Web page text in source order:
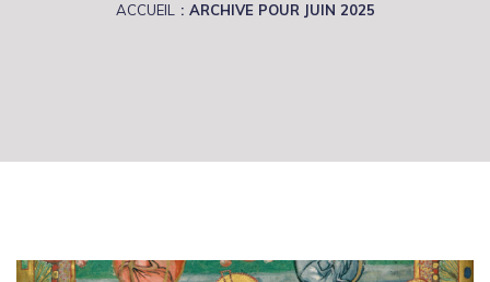
ACCUEIL ARCHIVE POUR JUIN 2025